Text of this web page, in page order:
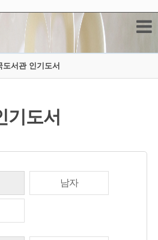
도서관 인기도서
기도서
남자